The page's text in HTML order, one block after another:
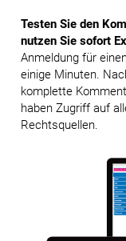
Testen Sie den
nutzen Sie sofort
Anmeldung für
einige Minuten.
komplette
haben Zugriff auf
Rechtsquellen.